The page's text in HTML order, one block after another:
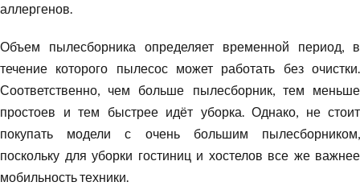
аллергенов.
Объем пылесборника определяет временной период, в
течение которого пылесос может работать без очистки.
Соответственно, чем больше пылесборник, тем меньше
простоев и тем быстрее идёт уборка. Однако, не стоит
покупать модели с очень большим пылесборником,
поскольку для уборки гостиниц и хостелов все же важнее
мобильность техники.